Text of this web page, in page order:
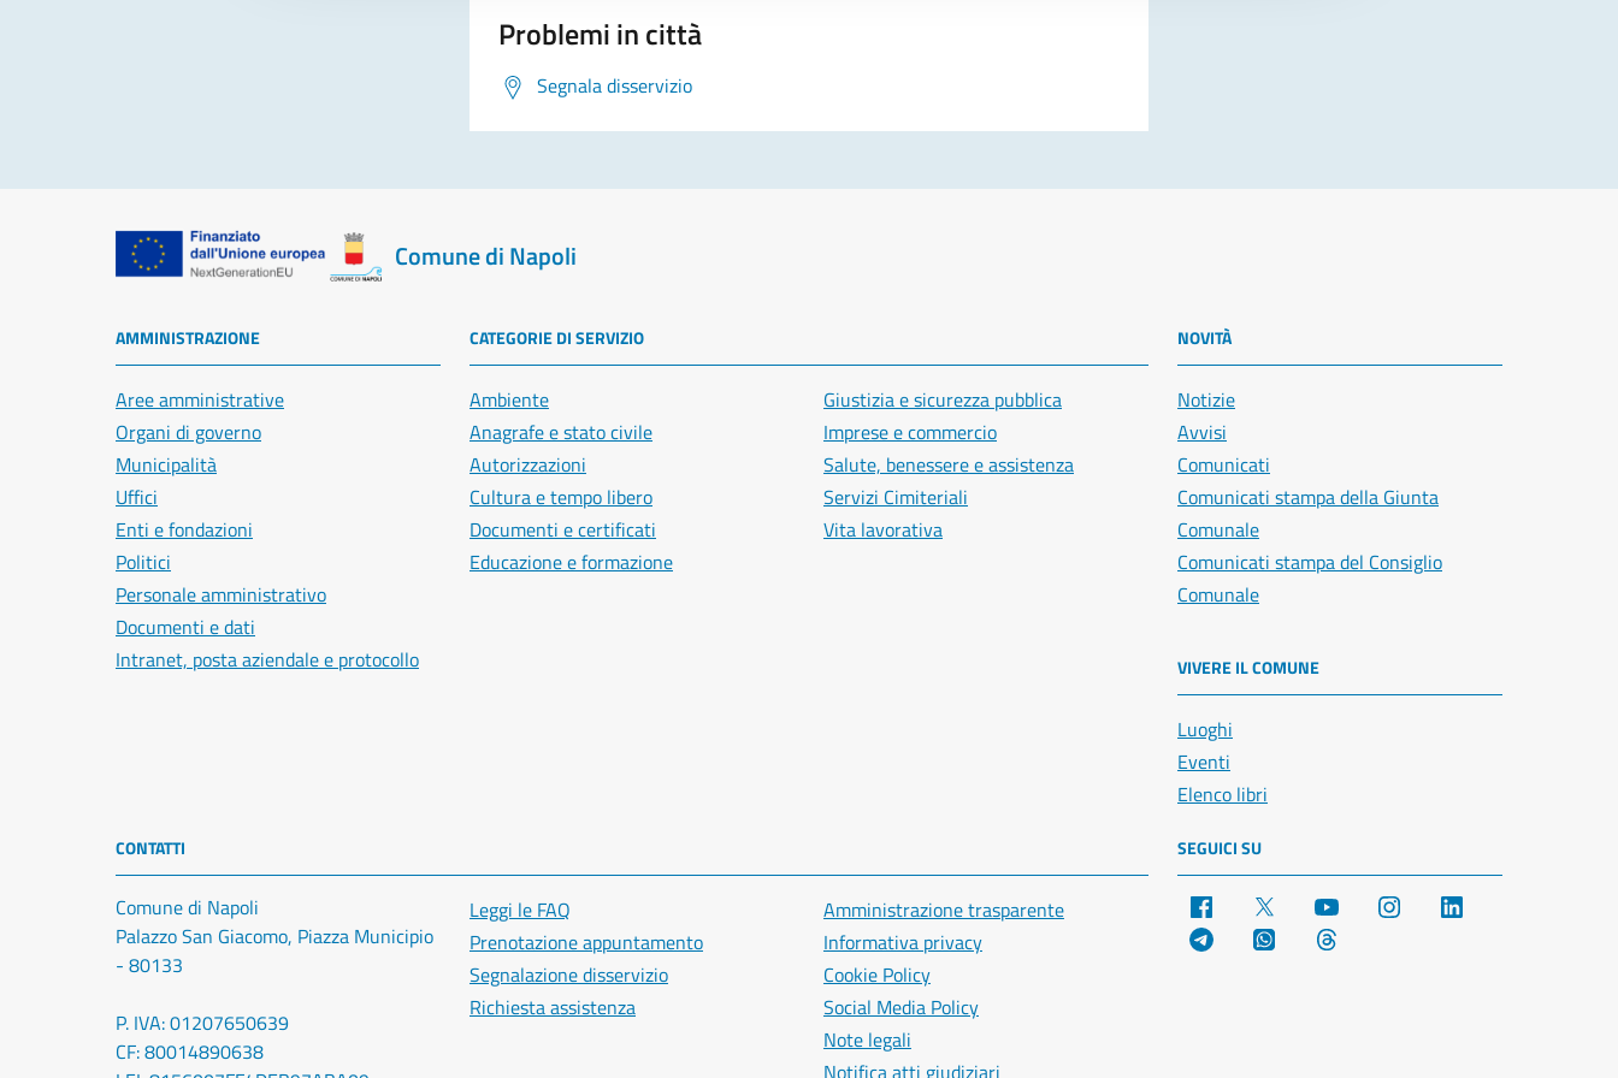
Problemi in città
Segnala disservizio
Comune di Napoli
AMMINISTRAZIONE
Aree amministrative
Organi di governo
Municipalità
Uffici
Enti e fondazioni
Politici
Personale amministrativo
Documenti e dati
Intranet, posta aziendale e protocollo
CATEGORIE DI SERVIZIO
Ambiente
Anagrafe e stato civile
Autorizzazioni
Cultura e tempo libero
Documenti e certificati
Educazione e formazione
Giustizia e sicurezza pubblica
Imprese e commercio
Salute, benessere e assistenza
Servizi Cimiteriali
Vita lavorativa
NOVITÀ
Notizie
Avvisi
Comunicati
Comunicati stampa della Giunta
Comunale
Comunicati stampa del Consiglio
Comunale
VIVERE IL COMUNE
Luoghi
Eventi
Elenco libri
CONTATTI
Comune di Napoli
Palazzo San Giacomo, Piazza Municipio
- 80133
P. IVA: 01207650639
CF: 80014890638
Leggi le FAQ
Prenotazione appuntamento
Segnalazione disservizio
Richiesta assistenza
Amministrazione trasparente
Informativa privacy
Cookie Policy
Social Media Policy
Note legali
SEGUICI SU
Facebook YouTube Instagram
Telegram WhatsApp